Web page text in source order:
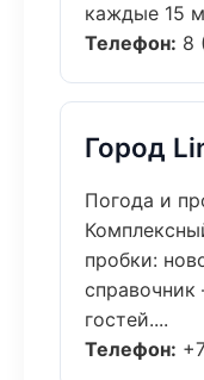
каждые 15
Телефон: 8
Город
Погода и
пробки:
гостей....
Телефон: